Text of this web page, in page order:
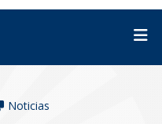
Noticias